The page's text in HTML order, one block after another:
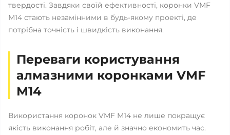
твердості. Завдяки своїй ефективності, коронки VMF
М14 стають незамінними в будь-якому проекті, де
потрібна точність і швидкість виконання.
Переваги користування
алмазними коронками VMF
М14
Використання коронок VMF М14 не лише покращує
якість виконання робіт, але й значно економить час.